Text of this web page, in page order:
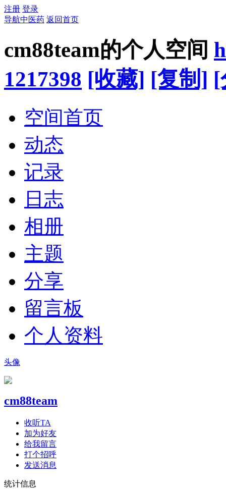
注册 登录
导航中医药 返回首页
cm88team的个人空间
1217398 [收藏] [复制] [
空间首页
动态
记录
日志
相册
主题
分享
留言板
个人资料
头像
cm88team
收听TA
加为好友
给我留言
打个招呼
发送消息
统计信息